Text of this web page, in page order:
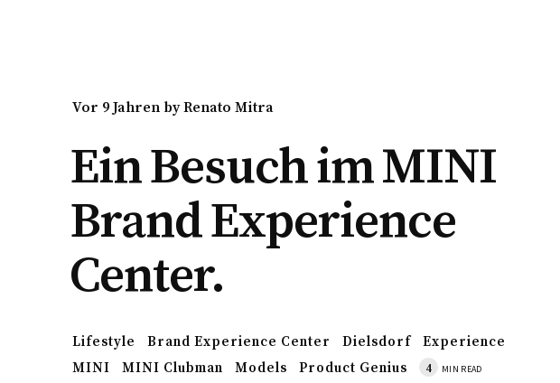
vor 9 Jahren byRenato Mitra
Ein Besuch im MINI
Brand Experience
Center.
Lifestyle Brand Experience Center Dielsdorf
Experience
MINI
MINI Clubman Models Product Genius 4 MIN READ